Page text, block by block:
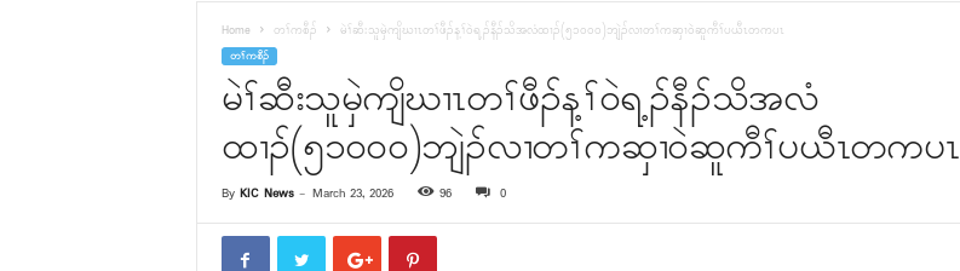
Home တၢ်ကစီၣ် မဲၢ်ဆီးသူမှဲကျိဃၢၤတၢ်ဖီၣ်န့ၢ်ဝဲရ့ၣ်နီၣ်သိအလံထၢၣ်(၅၁၀၀၀)ဘျဲၣ်လၢတၢ်ကဆှၢဝဲဆူကီၢ်ပယီၤတကပၤ
တၢ်ကစီၣ်
မဲၢ်ဆီးသူမှဲကျိဃၢၤတၢ်ဖီၣ်န့ၢ်ဝဲရ့ၣ်နီၣ်သိအလံ
ထၢၣ်(၅၁၀၀၀)ဘျဲၣ်လၢတၢ်ကဆှၢဝဲဆူကီၢ်ပယီၤတကပၤ
By KIC News- March 23, 2026 96 0